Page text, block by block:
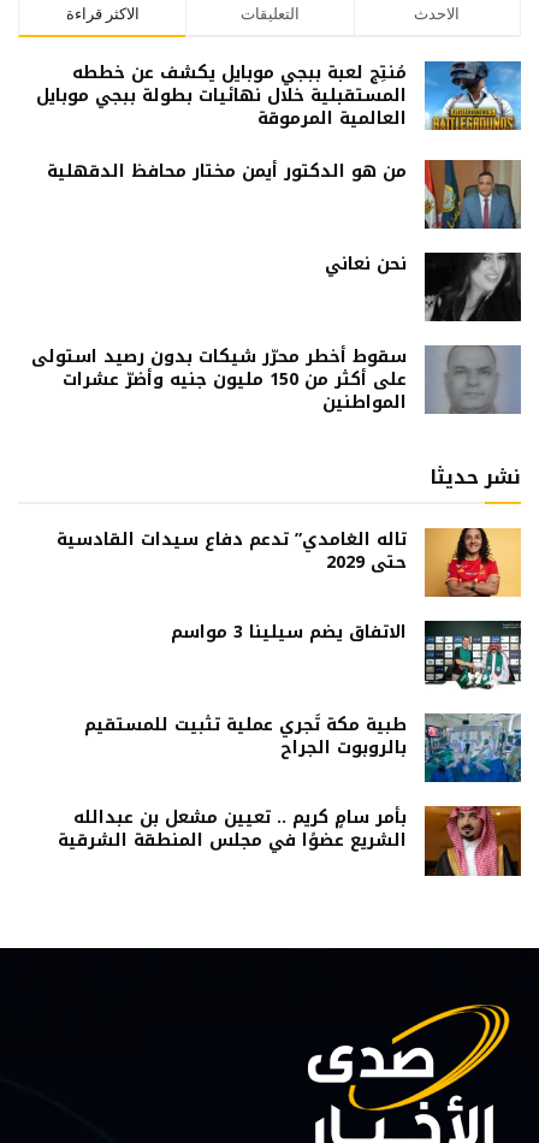
الاكثر قراءة التعليقات الاحدث
مُنتِج لعبة ببجي موبايل يكشف عن خططه
المستقبلية خلال نهائيات بطولة ببجي موبايل
العالمية المرموقة
من هو الدكتور أيمن مختار محافظ الدقهلية
نحن نعاني
سقوط أخطر محرّر شيكات بدون رصيد استولى
على أكثر من 150 مليون جنيه وأضرّ عشرات
المواطنين
نشر حديثا
تاله الغامدي” تدعم دفاع سيدات القادسية
حتى 2029
الاتفاق يضم سيلينا 3 مواسم
طبية مكة تُجري عملية تثبيت للمستقيم
بالروبوت الجراح
بأمر سامٍ كريم .. تعيين مشعل بن عبدالله
الشريع عضوًا في مجلس المنطقة الشرقية